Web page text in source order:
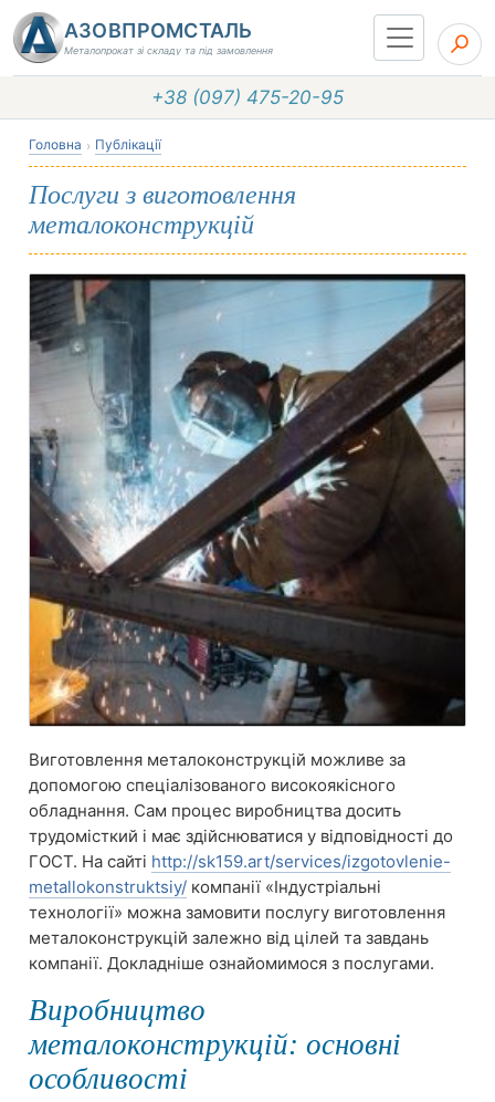
АЗОВПРОМСТАЛЬ
Металопрокат зі складу та під замовлення
+38 (097) 475-20-95
Головна Публікації
Послуги з виготовлення
металоконструкцій
Виготовлення металоконструкцій можливе за
допомогою спеціалізованого високоякісного
обладнання. Сам процес виробництва досить
трудомісткий і має здійснюватися у відповідності до
ГОСТ. На сайті http://sk159.art/services/izgotovlenie-
metallokonstruktsiy/ компанії «Індустріальні
технології» можна замовити послугу виготовлення
металоконструкцій залежно від цілей та завдань
компанії. Докладніше ознайомимося з послугами.
Виробництво
металоконструкцій: основні
особливості